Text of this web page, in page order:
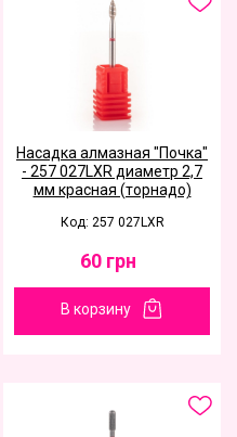
Насадка алмазная "Почка"
- 257 027LXR диаметр 2,7
мм красная (торнадо)
Код: 257 027LXR
60 грн
В корзину